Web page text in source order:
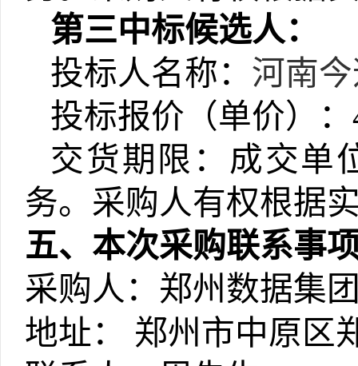
第三中标候选人：
投标人名称： 河南
投标报价（单价）：
交货期限：成交单
务。采购人有权根据
五、本次采购联系事
采购人：郑州数据集
地址：
郑州市中原区